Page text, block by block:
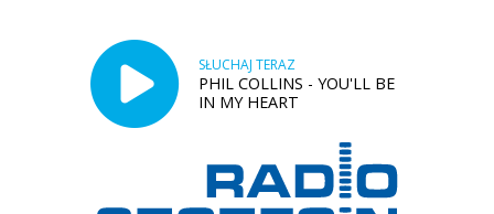
SŁUCHAJ TERAZ
PHIL COLLINS - YOU'LL BE
IN MY HEART